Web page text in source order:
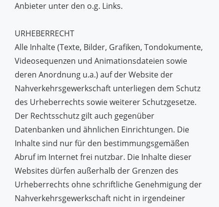
Anbieter unter den o.g. Links.
URHEBERRECHT
Alle Inhalte (Texte, Bilder, Grafiken, Tondokumente,
Videosequenzen und Animationsdateien sowie
deren Anordnung u.a.) auf der Website der
Nahverkehrsgewerkschaft unterliegen dem Schutz
des Urheberrechts sowie weiterer Schutzgesetze.
Der Rechtsschutz gilt auch gegenüber
Datenbanken und ähnlichen Einrichtungen. Die
Inhalte sind nur für den bestimmungsgemäßen
Abruf im Internet frei nutzbar. Die Inhalte dieser
Websites dürfen außerhalb der Grenzen des
Urheberrechts ohne schriftliche Genehmigung der
Nahverkehrsgewerkschaft nicht in irgendeiner